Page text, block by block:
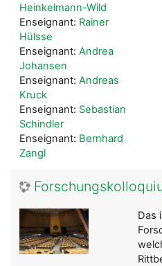
Heinkelmann-Wild
Enseignant: Rainer
Hülsse
Enseignant: Andrea
Johansen
Enseignant: Andreas
Kruck
Enseignant: Sebastian
Schindler
Enseignant: Bernhard
Zangl
Das